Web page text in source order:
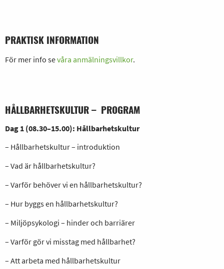
PRAKTISK INFORMATION
För mer info sevåra anmälningsvillkor.
HÅLLBARHETSKULTUR – PROGRAM
Dag 1 (08.30–15.00): Hållbarhetskultur
– Hållbarhetskultur – introduktion
– Vad är hållbarhetskultur?
– Varför behöver vi en hållbarhetskultur?
– Hur byggs en hållbarhetskultur?
– Miljöpsykologi – hinder och barriärer
– Varför gör vi misstag med hållbarhet?
– Att arbeta med hållbarhetskultur